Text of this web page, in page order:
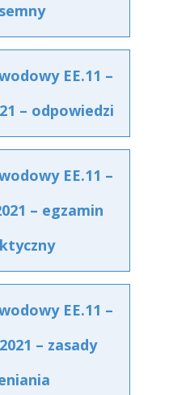
EE.11 –
– odpowiedzi
EE.11 –
– egzamin
EE.11 –
– zasady